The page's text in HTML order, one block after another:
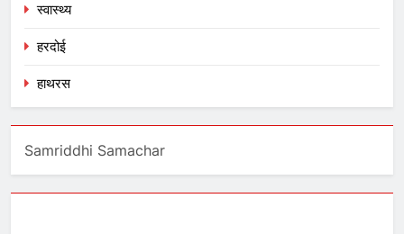
स्वास्थ्य
हरदोई
हाथरस
Samriddhi Samachar